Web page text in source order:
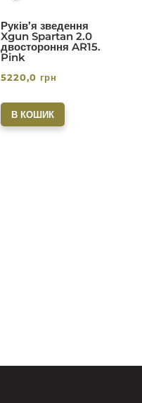
Руків’я зведення
Xgun Spartan 2.0
двостороння AR15.
Pink
5220,0 грн
В КОШИК